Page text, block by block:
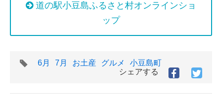
道の駅小豆島ふるさと村オンラインショ
ップ
タ
6月 7月 お土産 グルメ
小豆島町
シェアする
Facebook
シ
シ